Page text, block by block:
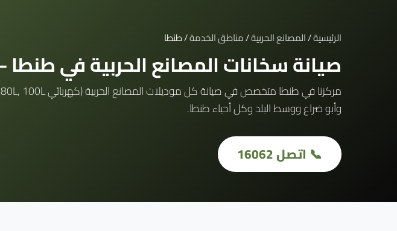
الرئيسية/المصانع الحربية/مناطق الخدمة/ طنطا
صيانة سخانات المصانع الحربية في
وأبو ضراع ووسط البلد وكل أحياء طنطا.
📞 اتصل 16062